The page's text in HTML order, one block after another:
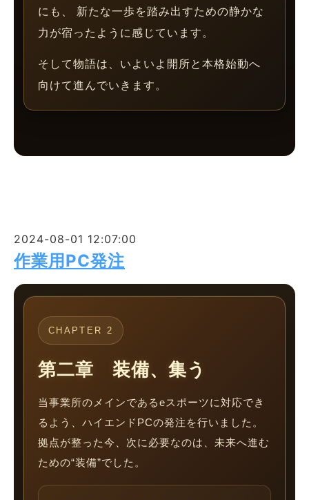
にも、 新たな一歩を踏み出すための静かな
力が宿ったように感じています。
そして物語は、いよいよ開所と本格始動へ
向けて進んでいきます。
2024-08-01 12:07:00
作業用PC発注
CHAPTER 2
第二章 装備、集う
当事業所のメインであるeスポーツに対応でき
るよう、ハイエンドPCの発注を行いました。
拠点が整った今、次に必要なのは、未来へ進む
ための“装備”でした。